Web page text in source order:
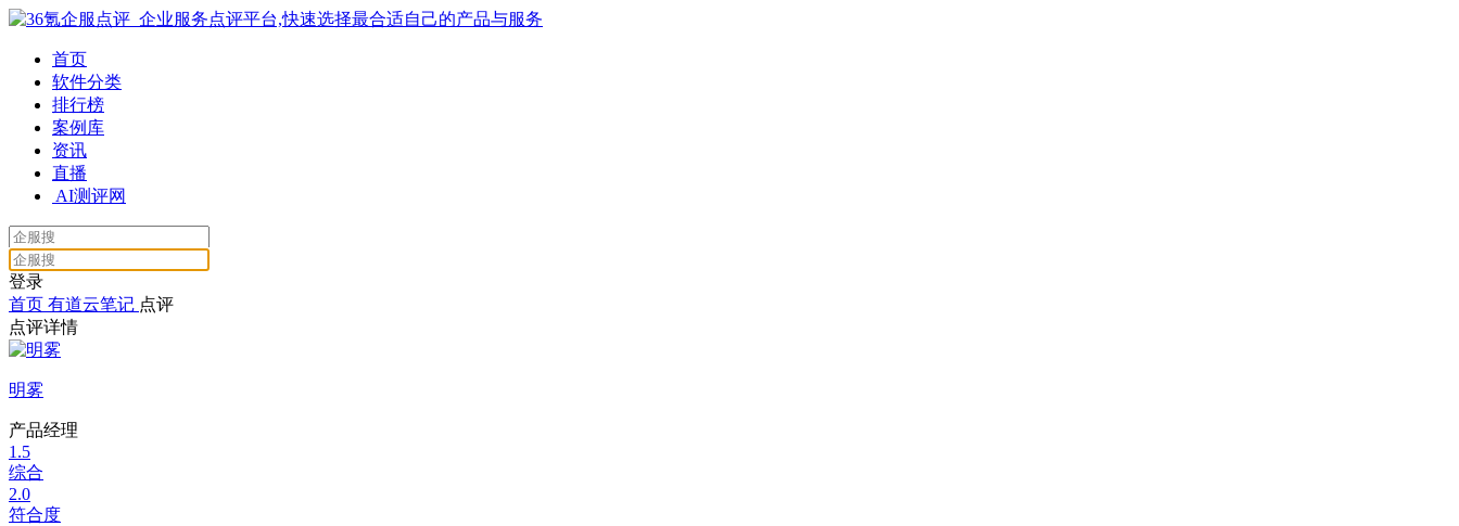
首页
软件分类
排行榜
案例库
资讯
直播
AI测评网
登录
首页 有道云笔记 点评
点评详情
明雾
产品经理
1.5
综合
2.0
符合度